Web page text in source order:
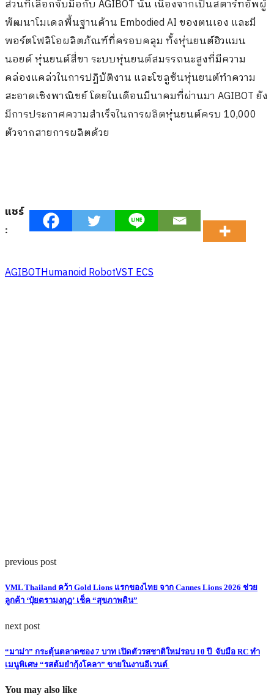
ส่วนที่เลือกจับมือกับ AGIBOT นั้น เนื่องจากเป็นสตาร์ทอัพผู้
พัฒนาโมเดลพื้นฐานด้าน Embodied AI ของตนเอง และมี
พอร์ตโฟลิโอผลิตภัณฑ์ที่ครอบคลุม ทั้งหุ่นยนต์ฮิวแมน
นอยด์ หุ่นยนต์สี่ขา ระบบหุ่นยนต์สมรรถนะสูงที่มีความ
คล่องแคล่วในการปฏิบัติงาน และโซลูชันหุ่นยนต์ทำความ
สะอาดเชิงพาณิชย์ โดยในเดือนมีนาคมที่ผ่านมา AGIBOT ยัง
มีการประกาศความสำเร็จในการผลิตหุ่นยนต์ครบ 10,000
ตัวจากสายการผลิตด้วย
แชร์
:
AGIBOTHumanoid RobotVST ECS
previous post
VML Thailand คว้า Gold Lions แรกของไทย จาก Cannes Lions 2026 ช่วย
ลูกค้า ‘ปุ๋ยตรามงกุฎ’ เช็ค “สุขภาพดิน”
next post
“มาม่า” กระตุ้นตลาดซอง 7 บาท เปิดตัวรสชาติใหม่รอบ 10 ปี จับมือ RC ทำ
เมนูพิเศษ “รสต้มยำกุ้งโคลา” ขายในงานอีเวนต์
You may also like